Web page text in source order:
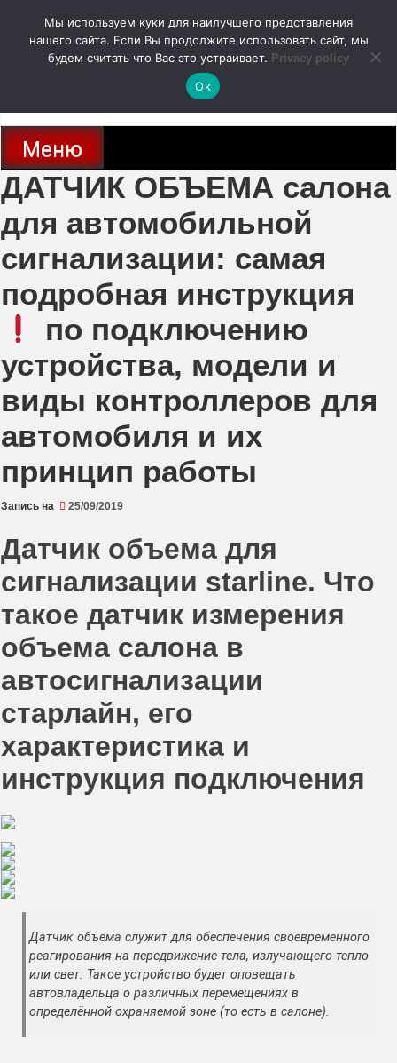
содержимому
autodoc24.ru
Новости про современные автомобили и не только, новинки зарубежного
и отечественного автопрома
Меню
ДАТЧИК ОБЪЕМА салона
для автомобильной
сигнализации: самая
подробная инструкция
по подключению
устройства, модели и
виды контроллеров для
автомобиля и их
принцип работы
Запись на 25/09/2019
Датчик объема для
сигнализации starline. Что
такое датчик измерения
объема салона в
автосигнализации
старлайн, его
характеристика и
инструкция подключения
Датчик объема служит для обеспечения своевременного
реагирования на передвижение тела, излучающего тепло
или свет. Такое устройство будет оповещать
автовладельца о различных перемещениях в
определённой охраняемой зоне (то есть в салоне).
Мы используем куки для наилучшего представления
нашего сайта. Если Вы продолжите использовать сайт, мы
будем считать что Вас это устраивает. Privacy policy
Ok